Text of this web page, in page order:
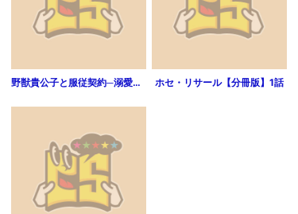
野獣貴公子と服従契約─溺愛シンデレラは真夜中に脚を開く─（分冊版）奉公はカラダで！？ 【第1話】 ホセ・リサール【分冊版】1話